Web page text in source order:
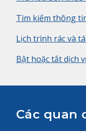
Tìm kiếm thông
Lịch trình rác và
Bật hoặc tắt dịch
Các quan